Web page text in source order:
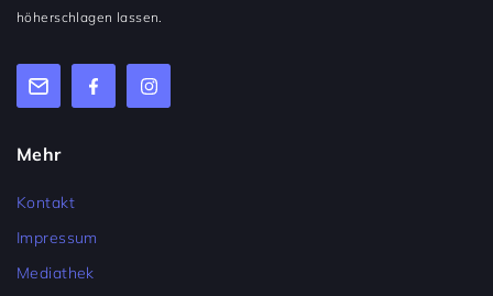
höherschlagen lassen.
Mehr
Kontakt
Impressum
Mediathek